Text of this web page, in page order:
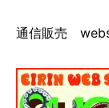
通信販売